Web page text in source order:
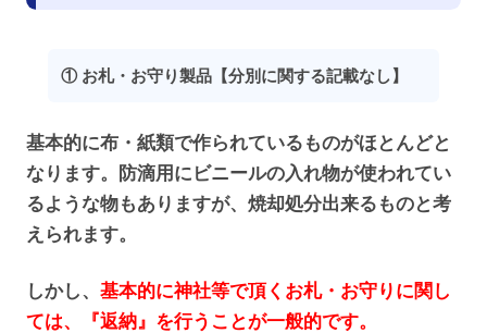
① お札・お守り製品【分別に関する記載なし】
基本的に布・紙類で作られているものがほとんどと
なります。防滴用にビニールの入れ物が使われてい
るような物もありますが、焼却処分出来るものと考
えられます。
しかし、 基本的に神社等で頂くお札・お守りに関し
ては、『返納』 を行うことが一般的です。